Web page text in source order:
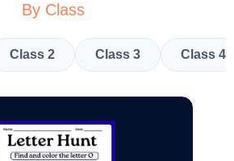
By Class
Class 2 Class 3 Class 4